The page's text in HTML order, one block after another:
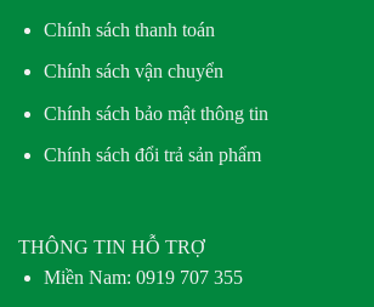
Chính sách thanh toán
Chính sách vận chuyển
Chính sách bảo mật thông tin
Chính sách đổi trả sản phẩm
THÔNG TIN HỖ TRỢ
Miền Nam: 0919 707 355